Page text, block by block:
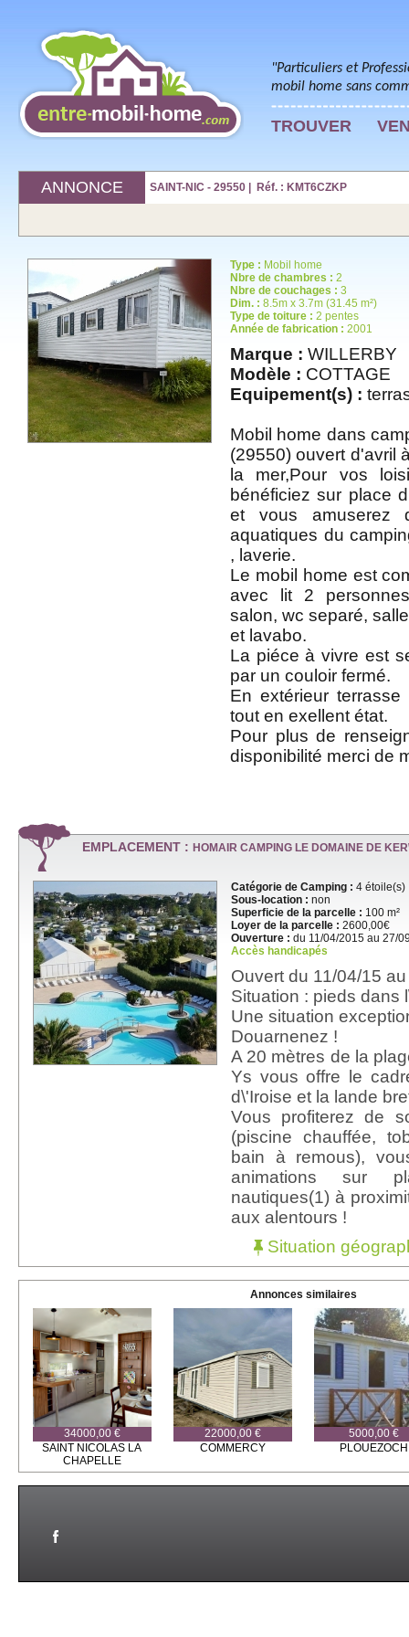
"Particuliers et
mobil home sans
TROUVER
ANNONCE SAINT-NIC - 29550 | Réf. : KMT6CZKP
Type : Mobil home
Nbre de chambres : 2
Nbre de couchages : 3
Dim. : 8.5m x 3.7m (31.45 m²)
Type de toiture : 2 pentes
Année de fabrication : 2001
Marque : WILLERBY
Modèle : COTTAGE
Equipement(s) :
Mobil home dans
(29550) ouvert d'avril
la mer,Pour vos
bénéficiez sur place
et vous amuserez
aquatiques du
, laverie.
Le mobil home est
avec lit 2
salon, wc separé,
et lavabo.
La piéce à vivre est
par un couloir fermé.
En extérieur
tout en exellent état.
Pour plus de
disponibilité merci de
EMPLACEMENT : HOMAIR CAMPING LE DOMAINE DE
Catégorie de Camping : 4 étoile(s)
Sous-location : non
Superficie de la parcelle : 100 m²
Loyer de la parcelle : 2600,00€
Ouverture : du 11/04/2015 au 27/
Accès handicapés
Ouvert du 11/04/15
Situation : pieds dans
Une situation
Douarnenez !
A 20 mètres de la
Ys vous offre le
d\'Iroise et la lande
Vous profiterez de
(piscine chauffée,
bain à remous),
animations sur
nautiques(1) à
aux alentours !
Situation
Annonces similaires
34000,00 €
SAINT NICOLAS LA
CHAPELLE
22000,00 €
COMMERCY
5000,00 €
PLOUEZOCH